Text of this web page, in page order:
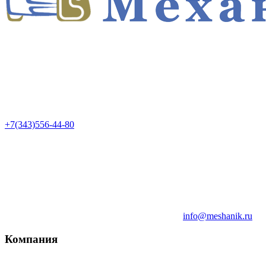
+7(343)556-44-80
info@meshanik.ru
Компания